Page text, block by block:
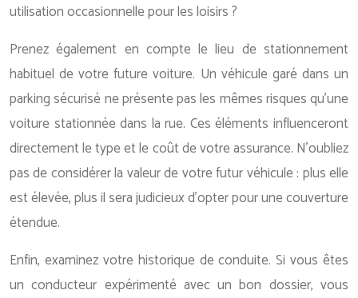
utilisation occasionnelle pour les loisirs ?
Prenez également en compte le lieu de stationnement
habituel de votre future voiture. Un véhicule garé dans un
parking sécurisé ne présente pas les mêmes risques qu’une
voiture stationnée dans la rue. Ces éléments influenceront
directement le type et le coût de votre assurance. N’oubliez
pas de considérer la valeur de votre futur véhicule : plus elle
est élevée, plus il sera judicieux d’opter pour une couverture
étendue.
Enfin, examinez votre historique de conduite. Si vous êtes
un conducteur expérimenté avec un bon dossier, vous